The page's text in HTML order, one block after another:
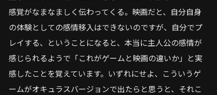
感覚がなまなましく伝わってくる。映画だと、自分自身
の体験としての感情移入はできないのですが、自分でプ
レイする、ということになると、本当に主人公の感情が
感じられるようで「これがゲームと映画の違いか」と実
感したことを覚えています。いずれにせよ、こういうゲ
ームがオキュラスバージョンで出たらと思うと、それこ